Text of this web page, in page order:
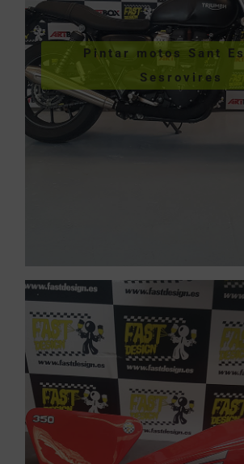
Pintar motos Sant
Sesrovires
Pintar motos
Esteve
VER PINTURA DE
VER PINTURA DE